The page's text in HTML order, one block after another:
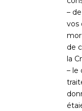
–
vos
de
la
– le